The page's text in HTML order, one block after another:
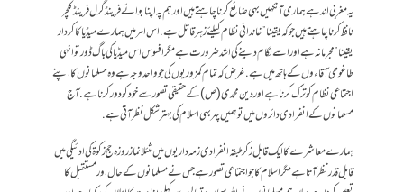
یہ مغربی اندهے ہماری آنکهیں بهی ضائع کرنا چا ہتے ہیں اور ہم پہ اپنا بوائے فرینڈ گرل فرینڈ کلچر
نافظ کرنا چاہتے ہیں جو کہ یقینا” خاندانی نظام کیلئے زہر قاتل ہے. اس امر میں ہمارے میڈیا کا کردار
یقینا” مجرمانہ ہے اور اسے لگام دینے کی اشد ضرورت ہے مگر افسوس اس میڈیا کی باگ ڈور تو انہی
طاغوطی آقاءوں کے ہاتھ میں ہے.غرض کہ تمام کمزوریوں کی جو واحد وجہ ہے وہ مسلمانوں کا اپنے
اجتماعی نظام کو ترک کرنا ہے اور دین محمدی (ص) کے حقیقی تصور سے خود کو دور کرنا ہے. آج
مسلمانوں کے انفرادی دائروں میں تو ہمیں پهر بهی اسلام کی بہتر شکل نظر آتی ہے.
ہمارے معاشرے کا ایک قابل زکر طبقہ انفرادی زمہ داریوں میں مثئلا نماز روزہ حج زکوۃ کی ادئیگی میں
قابل قدر نظر آتا ہے مگر اسلام کا جو اجتماعی تصور ہے جس نے مسلمانوں کے حال اور مستقبل کا